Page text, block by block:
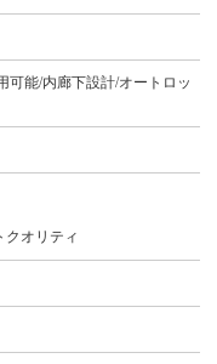
可能/内廊下設計/オートロッ
クオリティ